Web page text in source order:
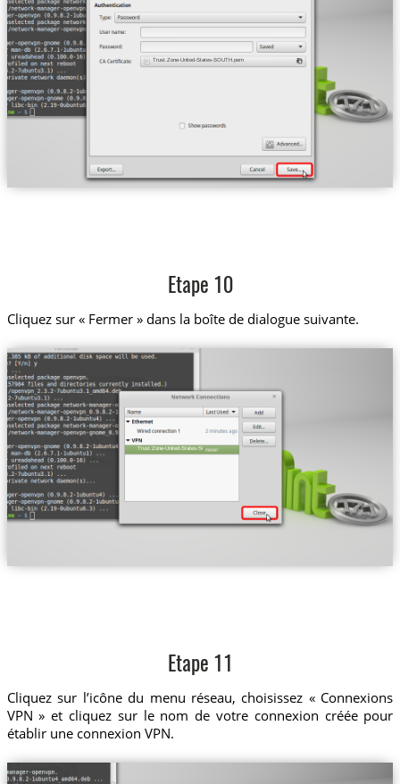
Trust.Zone-United-States-SOUTH.pem
Etape 10
Cliquez sur « Fermer » dans la boîte de dialogue suivante.
Trust.Zone-United-States-SOUTH
Etape 11
Cliquez sur l’icône du menu réseau, choisissez « Connexions
VPN » et cliquez sur le nom de votre connexion créée pour
établir une connexion VPN.